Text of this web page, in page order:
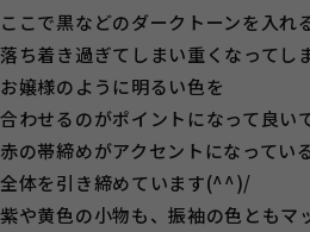
ここで黒などのダークトーンを入れる
落ち着き過ぎてしまい重くなってし
お嬢様のように明るい色を
合わせるのがポイントになって良い
赤の帯締めがアクセントになってい
全体を引き締めています(^^)/
紫や黄色の小物も、振袖の色ともマ